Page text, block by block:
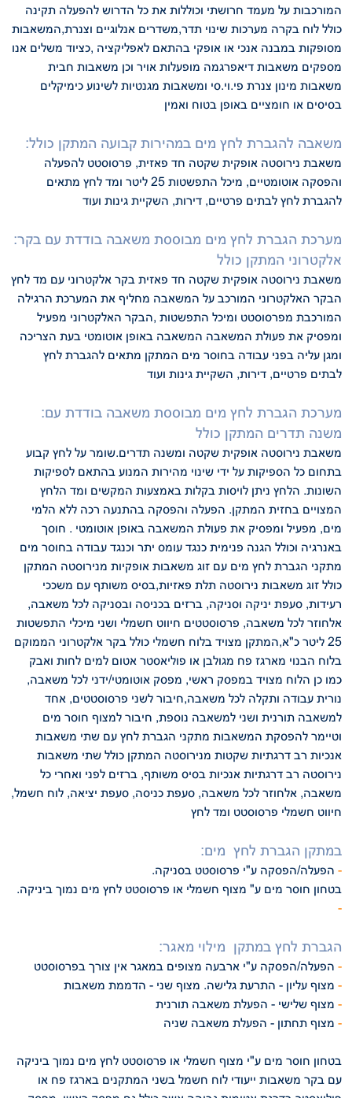
המורכבות על מעמד חרושתי וכוללות את כל הדרוש להפעלה תקינה
כולל לוח בקרה מערכות שינוי תדר,משדרים אנלוגיים וצנרת,המשאבות
מסופקות במבנה אנכי או אופקי בהתאם לאפליקציה ,כציוד משלים אנו
מספקים משאבות דיאפרגמה מופעלות אויר וכן משאבות חבית
משאבות מינון צנרת פי.וי.סי ומשאבות מגנטיות לשינוע כימיקלים
בסיסים או חומציים באופן בטוח ואמין
:משאבה להגברת לחץ מים במהירות קבועה המתקן כולל
משאבת נירוסטה אופקית שקטה חד פאזית, פרסוסטט להפעלה
והפסקה אוטומטיים, מיכל התפשטות 25 ליטר ומד לחץ
מתאים
להגברת לחץ לבתים פרטיים, דירות, השקיית גינות ועוד
:מערכת הגברת לחץ מים מבוססת משאבה בודדת עם בקר
אלקטרוני המתקן כולל
משאבת נירוסטה אופקית שקטה חד פאזית בקר אלקטרוני עם מד לחץ
הבקר האלקטרוני המורכב על המשאבה מחליף את המערכת הרגילה
המורכבת מפרסוסטט ומיכל התפשטות ,הבקר האלקטרוני מפעיל
ומפסיק את פעולת המשאבה המשאבה באופן אוטומטי בעת הצריכה
ומגן עליה בפני עבודה בחוסר מים המתקן מתאים להגברת לחץ
לבתים פרטיים, דירות, השקיית גינות ועוד
:מערכת הגברת לחץ מים מבוססת משאבה בודדת עם
משנה תדרים המתקן כולל
משאבת נירוסטה אופקית שקטה ומשנה תדרים.שומר על לחץ קבוע
בתחוםכל הספיקות על ידי שינוי מהירות המנוע בהתאם לספיקות
השונות. הלחץ ניתן לויסות בקלות באמצעות המקשים ומד הלחץ
המצויים בחזית המתקן. הפעלה והפסקה בהתנעה רכה ללא הלמי
מים, מפעיל ומפסיק את פעולת המשאבה באופן אוטומטי . חוסך
באנרגיה וכולל הגנה פנימית כנגד עומס יתר וכנגד עבודה בחוסר מים
מתקני הגברת לחץ מים עם זוג משאבות אופקיות מנירוסטה המתקן
כולל זוג משאבות נירוסטה תלת פאזיות,בסיס משותף עם משככי
רעידות, סעפת יניקה וסניקה, ברזים בכניסה ובסניקה לכל משאבה,
אלחוזר לכל משאבה, פרסוסטטים חיווט חשמלי ושני מיכלי התפשטות
25 ליטר כ"א,המתקן מצויד בלוח חשמלי כולל בקר
אלקטרוני הממוקם
בלוח הבנוי מארגז פח מגולבן או פוליאסטר אטום למים לחות ואבק
כמו כן הלוח מצויד במפסק ראשי, מפסק אוטומטי/ידני לכל משאבה,
נורית עבודה ותקלהלכל משאבה,חיבור לשני פרסוסטטים, אחד
למשאבה תורנית ושני למשאבה נוספת, חיבורלמצוף חוסר מים
וטיימר להפסקת המשאבות מתקני הגברת לחץ עם שתי משאבות
אנכיות רב דרגתיות שקטות מנירוסטה המתקן כולל שתי משאבות
נירוסטה רב דרגתיות אנכיות בסיס משותף, ברזים לפני ואחריכל
משאבה, אלחוזר לכל משאבה, סעפת כניסה, סעפת יציאה, לוח חשמל,
חיווט חשמלי פרסוסטט ומד לחץ
:במתקן הגברת לחץ מים
-
.בטחון חוסר מים ע" מצוף חשמלי או פרסוסטט לחץ מים נמוך ביניקה
-
:הגברת לחץ במתקן מילוי מאגר
-
-
-
-
בטחון חוסר מים ע"י מצוף חשמלי או פרסוסטט לחץ מים נמוך ביניקה
עם בקר משאבות ייעודי לוח חשמל בשני המתקנים בארגז פח או